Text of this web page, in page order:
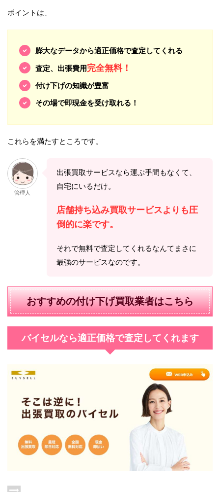
ポイントは、
膨大なデータから適正価格で査定してくれる
査定、出張費用完全無料！
付け下げの知識が豊富
その場で即現金を受け取れる！
これらを満たすところです。
管理人
出張買取サービスなら運ぶ手間もなくて、
自宅にいるだけ。
店舗持ち込み買取サービスよりも圧
倒的に楽です。
それで無料で査定してくれるなんてまさに
最強のサービスなのです。
おすすめの付け下げ買取業者はこちら
バイセルなら適正価格で査定してくれます